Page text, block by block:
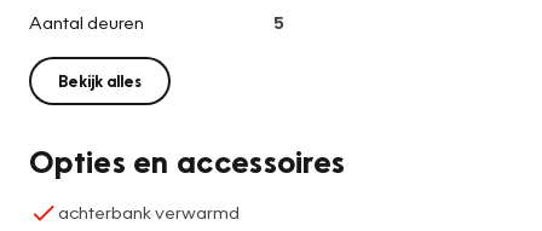
Aantal deuren
5
Bekijk alles
Opties en accessoires
achterbank verwarmd